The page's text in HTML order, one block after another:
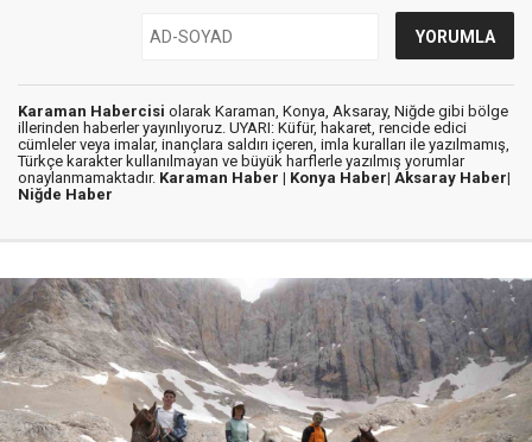
Karaman Habercisi olarak Karaman, Konya, Aksaray, Niğde gibi bölge
illerinden haberler yayınlıyoruz. UYARI: Küfür, hakaret, rencide edici
cümleler veya imalar, inançlara saldırı içeren, imla kuralları ile yazılmamış,
Türkçe karakter kullanılmayan ve büyük harflerle yazılmış yorumlar
onaylanmamaktadır. Karaman Haber | Konya Haber| Aksaray Haber|
Niğde Haber